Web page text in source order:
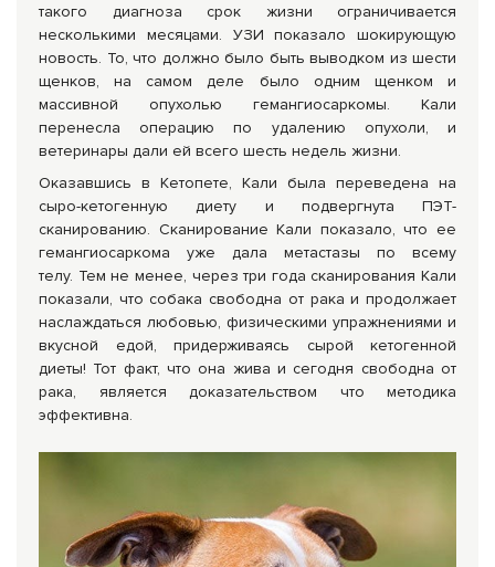
такого диагноза срок жизни ограничивается
несколькими месяцами. УЗИ показало шокирующую
новость. То, что должно было быть выводком из шести
щенков, на самом деле было одним щенком и
массивной опухолью гемангиосаркомы. Кали
перенесла операцию по удалению опухоли, и
ветеринары дали ей всего шесть недель жизни.
Оказавшись в Кетопете, Кали была переведена на
сыро-кетогенную диету и подвергнута ПЭТ-
сканированию. Сканирование Кали показало, что ее
гемангиосаркома уже дала метастазы по всему
телу. Тем не менее, через три года сканирования Кали
показали, что собака свободна от рака и продолжает
наслаждаться любовью, физическими упражнениями и
вкусной едой, придерживаясь сырой кетогенной
диеты! Тот факт, что она жива и сегодня свободна от
рака, является доказательством что методика
эффективна.